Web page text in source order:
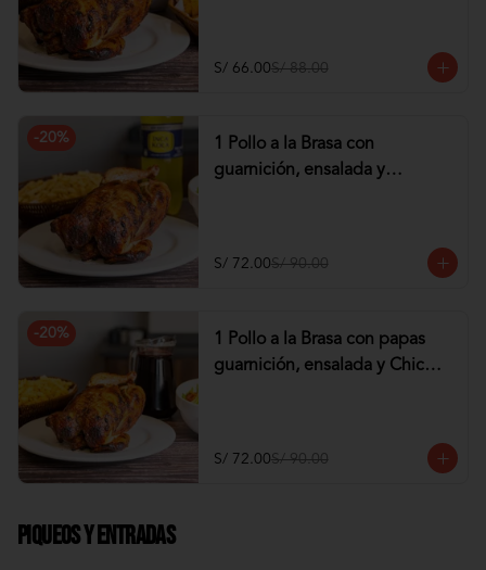
S/ 66.00S/ 88.00
-20%
1 Pollo a la Brasa con
guarnición, ensalada y
S/ 72.00S/ 90.00
-20%
1 Pollo a la Brasa con papas
guarnición, ensalada y Chicha
S/ 72.00S/ 90.00
Piqueos y Entradas